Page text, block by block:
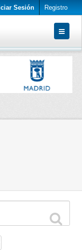
Sesión Registro